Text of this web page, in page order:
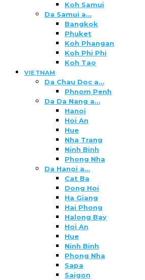
Koh Samui
Da Samui a…
Bangkok
Phuket
Koh Phangan
Koh Phi Phi
Koh Tao
VIETNAM
Da Chau Doc a…
Phnom Penh
Da Da Nang a…
Hanoi
Hoi An
Hue
Nha Trang
Ninh Binh
Phong Nha
Da Hanoi a…
Cat Ba
Dong Hoi
Ha Giang
Hai Phong
Halong Bay
Hoi An
Hue
Ninh Binh
Phong Nha
Sapa
Saigon